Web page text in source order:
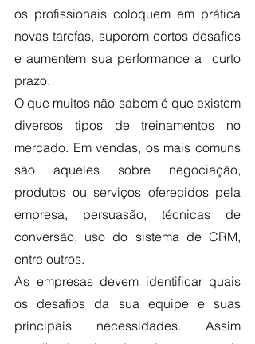
os profissionais coloquem em prática
novas tarefas, superem certos desafios
e aumentem sua performance a  curto
prazo.
O que muitos não sabem é que existem
diversos tipos de treinamentos no
mercado. Em vendas, os mais comuns
são aqueles sobre negociação,
produtos ou serviços oferecidos pela
empresa, persuasão, técnicas de
conversão, uso do sistema de CRM,
entre outros.
As empresas devem identificar quais
os desafios da sua equipe e suas
principais necessidades. Assim